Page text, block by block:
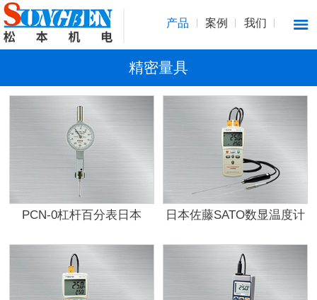
产品 案例 我们
精密量具
PCN-0杠杆百分表日本
日本佐藤SATO数显温度计